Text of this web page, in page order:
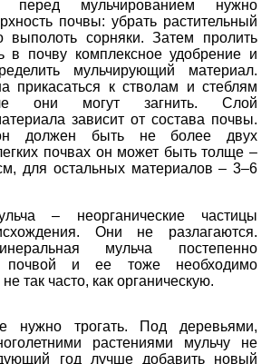
перед мульчированием нужно
почвы: убрать растительный
выполоть сорняки. Затем пролить
в почву комплексное удобрение и
мульчирующий материал.
прикасаться к стволам и стеблям
они могут загнить. Слой
зависит от состава почвы.
должен быть не более двух
почвах он может быть толще –
для остальных материалов – 3–6
– неорганические частицы
Они не разлагаются.
мульча постепенно
почвой и ее тоже необходимо
так часто, как органическую.
нужно трогать. Под деревьями,
растениями мульчу не
год лучше добавить новый